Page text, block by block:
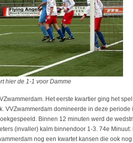
1-1 voor Damme
Het eerste kwartier ging het
VVZwammerdam domineerde in deze
Binnen 12 minuten werd de
(invaller) kalm binnendoor 1-3. 74e
nog een kwartet kansen die ook